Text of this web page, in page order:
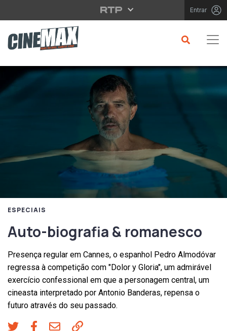
Saltar para o conteúdo principal Entrar
ESPECIAIS
Auto-biografia & romanesco
Presença regular em Cannes, o espanhol Pedro Almodóvar
regressa à competição com "Dolor y Gloria", um admirável
exercício confessional em que a personagem central, um
cineasta interpretado por Antonio Banderas, repensa o
futuro através do seu passado.